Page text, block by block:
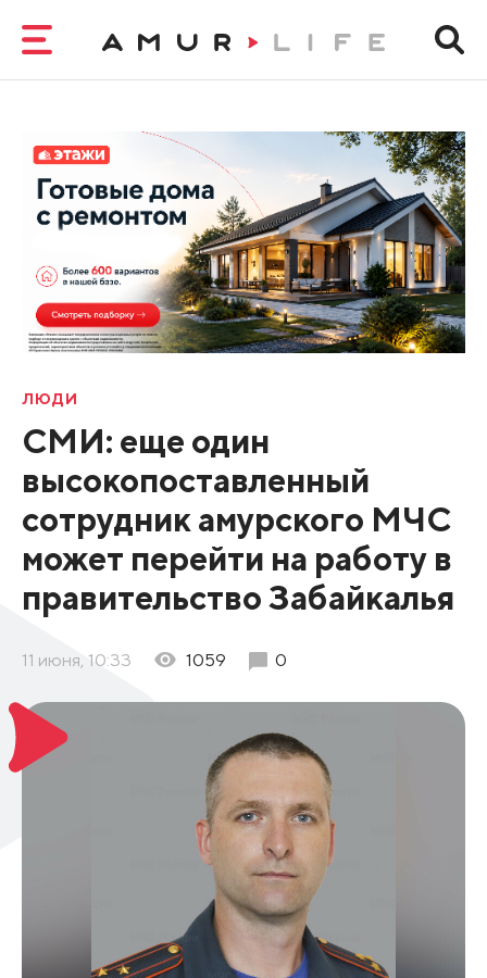
ЛЮДИ
СМИ: еще один
высокопоставленный
сотрудник амурского МЧС
может перейти на работу в
правительство Забайкалья
11 июня, 10:33 1059 0